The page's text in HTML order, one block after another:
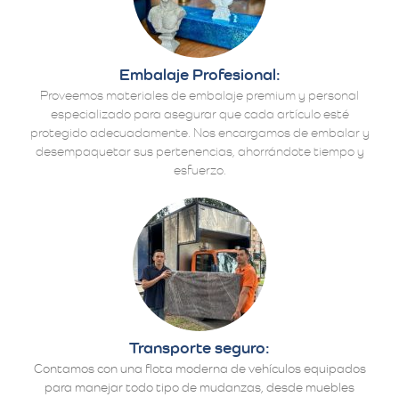
Embalaje Profesional:
Proveemos materiales de embalaje premium y personal
especializado para asegurar que cada artículo esté
protegido adecuadamente. Nos encargamos de embalar y
desempaquetar sus pertenencias, ahorrándote tiempo y
esfuerzo.
Transporte seguro:
Contamos con una flota moderna de vehículos equipados
para manejar todo tipo de mudanzas, desde muebles